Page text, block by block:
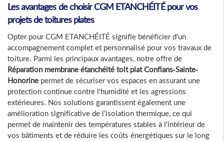
Les avantages de choisir CGM ETANCHÉITÉ pour vos
projets de toitures plates
Opter pour CGM ETANCHÉITÉ signifie bénéficier d'un
accompagnement complet et personnalisé pour vos travaux de
toiture. Parmi les principaux avantages, notre offre de
Réparation membrane étanchéité toit plat Conflans-Sainte-
Honorine permet de sécuriser vos espaces en assurant une
protection continue contre l'humidité et les agressions
extérieures. Nos solutions garantissent également une
amélioration significative de l'isolation thermique, ce qui
permet de maintenir des températures stables à l'intérieur de
vos bâtiments et de réduire les coûts énergétiques sur le long